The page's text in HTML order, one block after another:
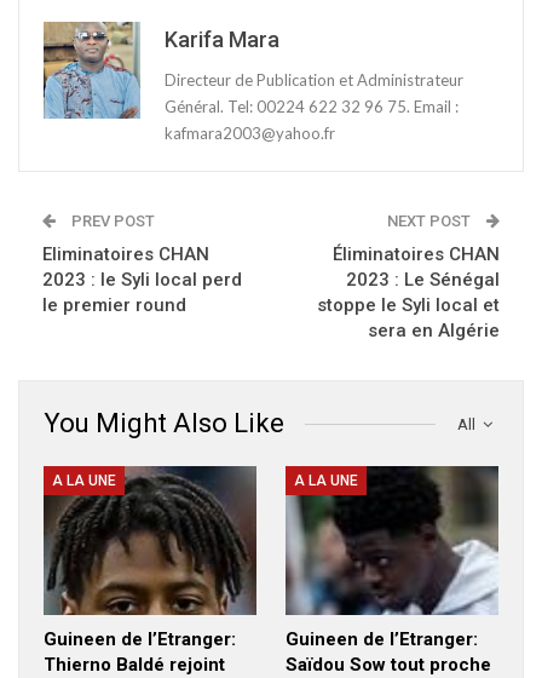
Karifa Mara
Directeur de Publication et Administrateur
Général. Tel: 00224 622 32 96 75. Email :
kafmara2003@yahoo.fr
PREV POST
Eliminatoires CHAN
2023 : le Syli local perd
le premier round
NEXT POST
Éliminatoires CHAN
2023 : Le Sénégal
stoppe le Syli local et
sera en Algérie
All
You Might Also Like
A LA UNE
Guineen de l’Etranger:
Thierno Baldé rejoint
A LA UNE
Guineen de l’Etranger:
Saïdou Sow tout proche